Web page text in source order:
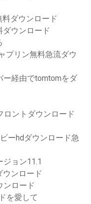
ダウンロード
ダウンロード
プリン無料急流ダウ
ー経由でtomtomをダ
ロントダウンロード
ーhdダウンロード急
ジョン11.1
ウンロード
ンロード
を愛して